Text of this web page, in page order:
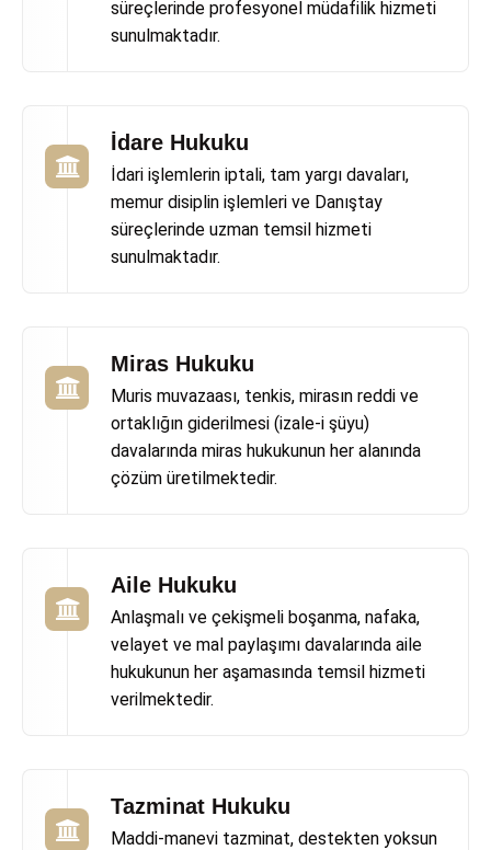
süreçlerinde profesyonel müdafilik hizmeti
sunulmaktadır.
İdare Hukuku
İdari işlemlerin iptali, tam yargı davaları,
memur disiplin işlemleri ve Danıştay
süreçlerinde uzman temsil hizmeti
sunulmaktadır.
Miras Hukuku
Muris muvazaası, tenkis, mirasın reddi ve
ortaklığın giderilmesi (izale-i şüyu)
davalarında miras hukukunun her alanında
çözüm üretilmektedir.
Aile Hukuku
Anlaşmalı ve çekişmeli boşanma, nafaka,
velayet ve mal paylaşımı davalarında aile
hukukunun her aşamasında temsil hizmeti
verilmektedir.
Tazminat Hukuku
Maddi-manevi tazminat, destekten yoksun